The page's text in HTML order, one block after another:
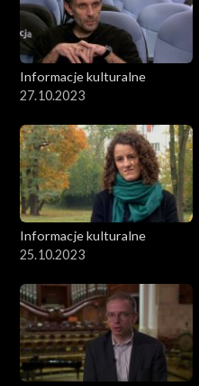
Informacje kulturalne
27.10.2023
Informacje kulturalne
25.10.2023